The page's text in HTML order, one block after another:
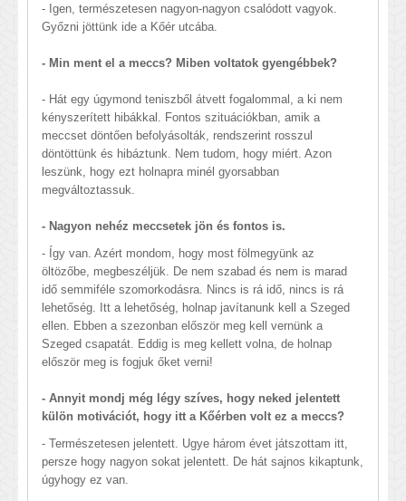
- Igen, természetesen nagyon-nagyon csalódott vagyok.
Győzni jöttünk ide a Kőér utcába.
- Min ment el a meccs? Miben voltatok gyengébbek?
- Hát egy úgymond teniszből átvett fogalommal, a ki nem
kényszerített hibákkal. Fontos szituációkban, amik a
meccset döntően befolyásolták, rendszerint rosszul
döntöttünk és hibáztunk. Nem tudom, hogy miért. Azon
leszünk, hogy ezt holnapra minél gyorsabban
megváltoztassuk.
- Nagyon nehéz meccsetek jön és fontos is.
- Így van. Azért mondom, hogy most fölmegyünk az
öltözőbe, megbeszéljük. De nem szabad és nem is marad
idő semmiféle szomorkodásra. Nincs is rá idő, nincs is rá
lehetőség. Itt a lehetőség, holnap javítanunk kell a Szeged
ellen. Ebben a szezonban először meg kell vernünk a
Szeged csapatát. Eddig is meg kellett volna, de holnap
először meg is fogjuk őket verni!
- Annyit mondj még légy szíves, hogy neked jelentett
külön motivációt, hogy itt a Kőérben volt ez a meccs?
- Természetesen jelentett. Ugye három évet játszottam itt,
persze hogy nagyon sokat jelentett. De hát sajnos kikaptunk,
úgyhogy ez van.